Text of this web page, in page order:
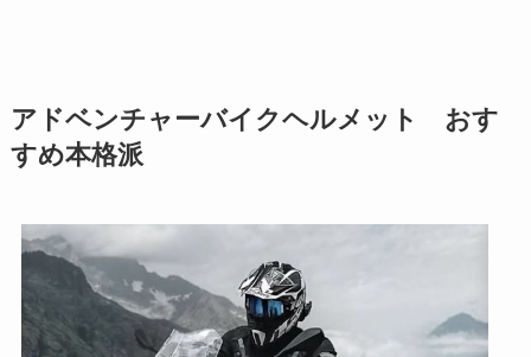
アドベンチャーバイクヘルメット おす
すめ本格派